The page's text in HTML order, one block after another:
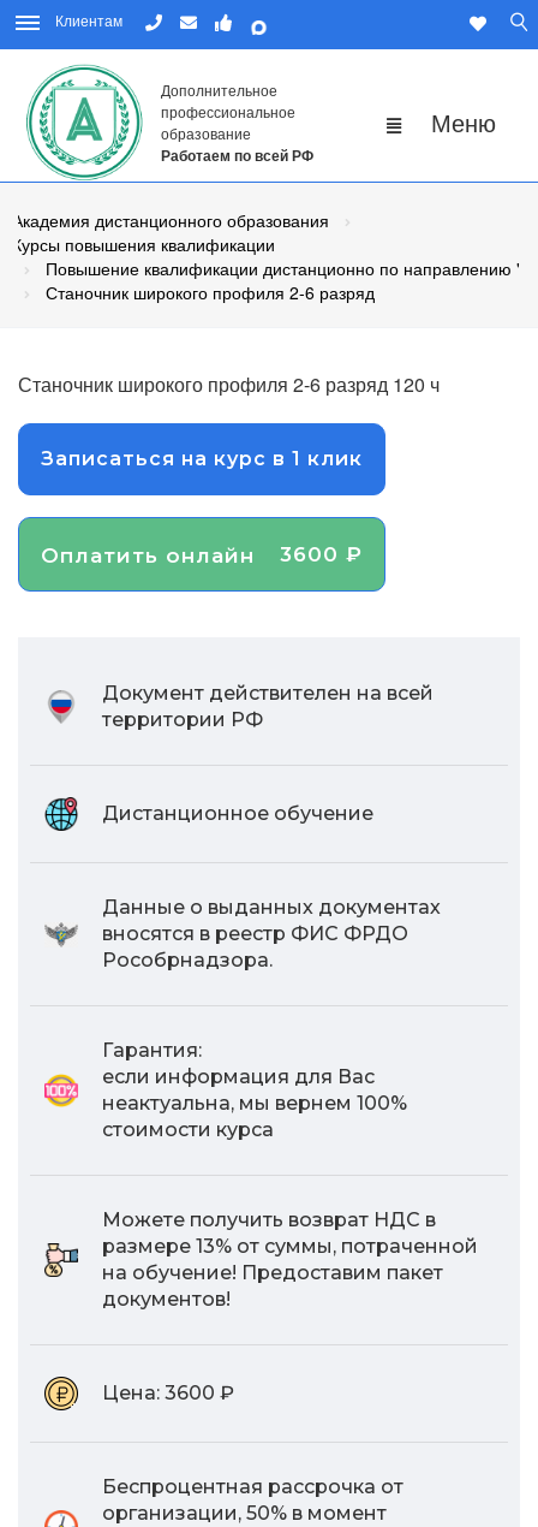
Клиентам
Дополнительное
профессиональное
образование
Работаем по всей РФ
Академия дистанционного образования
Курсы повышения квалификации
Повышение квалификации дистанционно по направлению
Станочник широкого профиля 2-6 разряд
Станочник широкого профиля 2-6 разряд 120 ч
Записаться на курс в 1 клик
Оплатить онлайн 3600 ₽
Документ действителен на всей
территории РФ
Дистанционное обучение
Данные о выданных документах
вносятся в реестр ФИС ФРДО
Рособрнадзора.
Гарантия:
если информация для Вас
неактуальна, мы вернем 100%
стоимости курса
Можете получить возврат НДС в
размере 13% от суммы, потраченной
на обучение! Предоставим пакет
документов!
Цена: 3600 ₽
Беспроцентная рассрочка от
организации, 50% в момент